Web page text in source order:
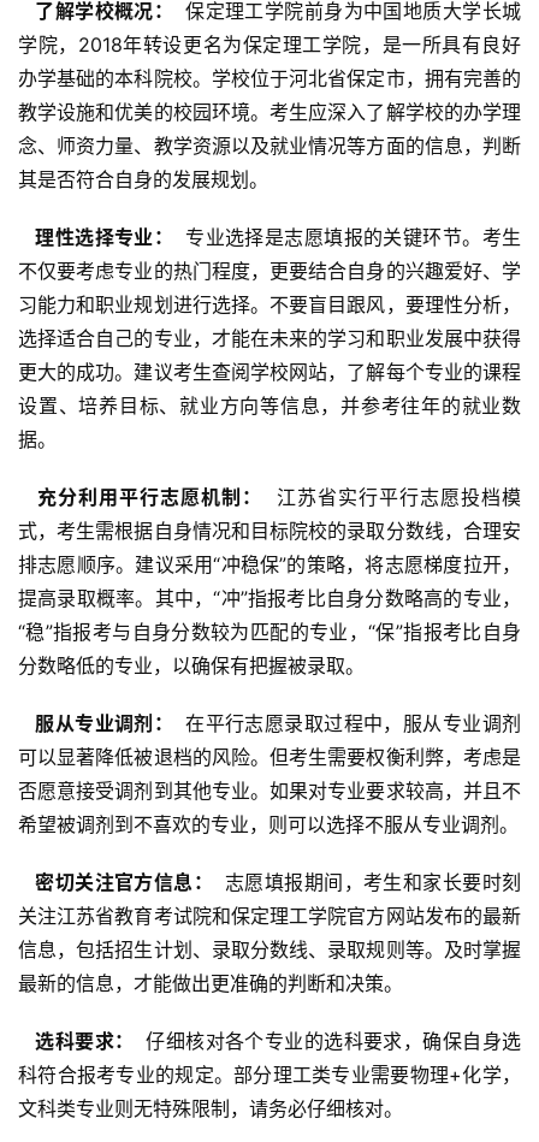
  了解学校概况：
保定理工学院前身为中国地质大学长城
学院，2018年转设更名为保定理工学院，是一所具有良好
办学基础的本科院校。学校位于河北省保定市，拥有完善的
教学设施和优美的校园环境。考生应深入了解学校的办学理
念、师资力量、教学资源以及就业情况等方面的信息，判断
其是否符合自身的发展规划。
  理性选择专业：
专业选择是志愿填报的关键环节。考生
不仅要考虑专业的热门程度，更要结合自身的兴趣爱好、学
习能力和职业规划进行选择。不要盲目跟风，要理性分析，
选择适合自己的专业，才能在未来的学习和职业发展中获得
更大的成功。建议考生查阅学校网站，了解每个专业的课程
设置、培养目标、就业方向等信息，并参考往年的就业数
据。
  充分利用平行志愿机制：
江苏省实行平行志愿投档模
式，考生需根据自身情况和目标院校的录取分数线，合理安
排志愿顺序。建议采用“冲稳保”的策略，将志愿梯度拉开，
提高录取概率。其中，“冲”指报考比自身分数略高的专业，
“稳”指报考与自身分数较为匹配的专业，“保”指报考比自身
分数略低的专业，以确保有把握被录取。
  服从专业调剂：
在平行志愿录取过程中，服从专业调剂
可以显著降低被退档的风险。但考生需要权衡利弊，考虑是
否愿意接受调剂到其他专业。如果对专业要求较高，并且不
希望被调剂到不喜欢的专业，则可以选择不服从专业调剂。
  密切关注官方信息：
志愿填报期间，考生和家长要时刻
关注江苏省教育考试院和保定理工学院官方网站发布的最新
信息，包括招生计划、录取分数线、录取规则等。及时掌握
最新的信息，才能做出更准确的判断和决策。
  选科要求：
仔细核对各个专业的选科要求，确保自身选
科符合报考专业的规定。部分理工类专业需要物理+化学，
文科类专业则无特殊限制，请务必仔细核对。